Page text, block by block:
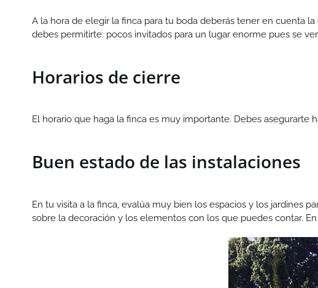
A la hora de elegir la finca para tu boda deberás tener en cuenta
debes permitirte: pocos invitados para un lugar enorme pues se
Horarios de cierre
El horario que haga la finca es muy importante. Debes
Buen estado de las instalaciones
En tu visita a la finca, evalúa muy bien los espacios y los jardines
sobre la decoración y los elementos con los que puedes contar.